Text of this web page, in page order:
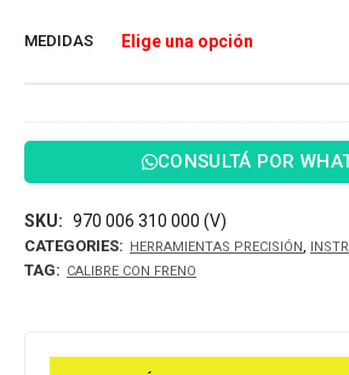
MEDIDAS
CONSULTÁ POR
SKU: 970 006 310 000 (V)
CATEGORIES: HERRAMIENTAS PRECISIÓN,
TAG: CALIBRE CON FRENO